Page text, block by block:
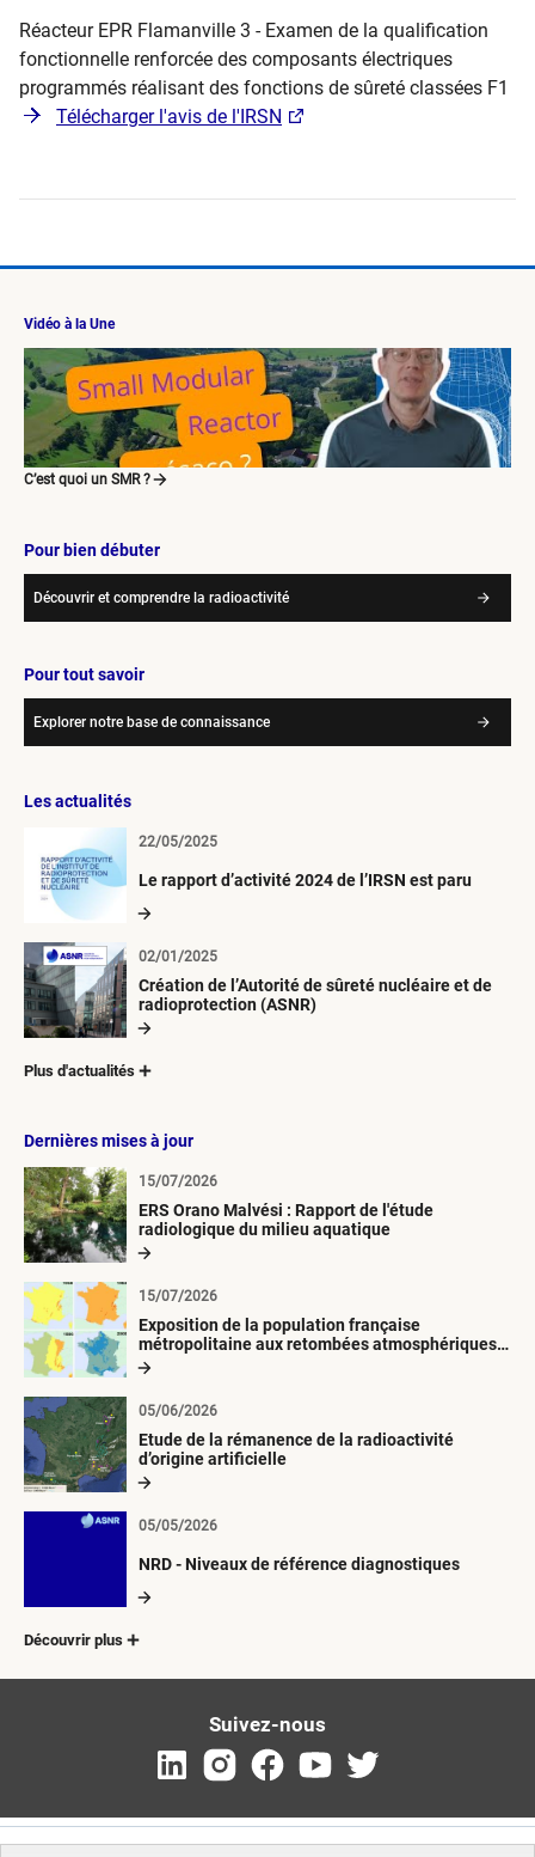
Réacteur EPR Flamanville 3 - Examen de la qualification
fonctionnelle renforcée des composants électriques
programmés réalisant des fonctions de sûreté classées F1
Télécharger l'avis de l'IRSN
Vidéo à la Une
C’est quoi un SMR ?
Pour bien débuter
Découvrir et comprendre la radioactivité
Pour tout savoir
Explorer notre base de connaissance
Les actualités
Le rapport d’activité 2024 de l’IRSN est paru
22/05/2025
Création de l’Autorité de sûreté nucléaire et de
radioprotection (ASNR)
02/01/2025
Plus d'actualités
Dernières mises à jour
ERS Orano Malvési : Rapport de l'étude
radiologique du milieu aquatique
15/07/2026
Exposition de la population française
métropolitaine aux retombées atmosphériques
radioactives depuis 1945
15/07/2026
Etude de la rémanence de la radioactivité
d’origine artificielle
05/06/2026
NRD - Niveaux de référence diagnostiques
05/05/2026
Découvrir plus
Suivez-nous